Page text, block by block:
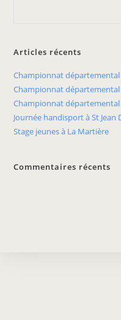
Articles récents
Championnat
Championnat départemental
Championnat
Journée handisport à St Jean
Stage jeunes à La Martière
Commentaires récents